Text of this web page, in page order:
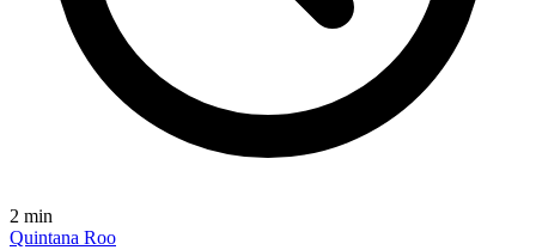
2 min
Quintana Roo